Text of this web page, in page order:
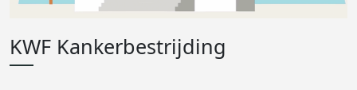
KWF Kankerbestrijding